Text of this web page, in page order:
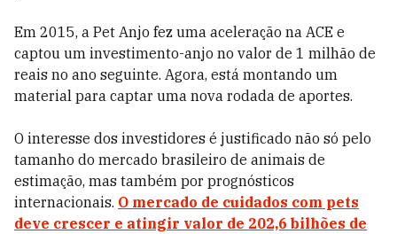
Em 2015, a Pet Anjo fez uma aceleração na ACE e
captou um investimento-anjo no valor de 1 milhão de
reais no ano seguinte. Agora, está montando um
material para captar uma nova rodada de aportes.
O interesse dos investidores é justificado não só pelo
tamanho do mercado brasileiro de animais de
estimação, mas também por prognósticos
internacionais. O mercado de cuidados com pets
deve crescer e atingir valor de 202,6 bilhões de